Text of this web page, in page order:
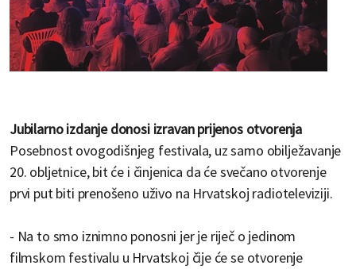
Jubilarno izdanje donosi izravan prijenos otvorenja
Posebnost ovogodišnjeg festivala, uz samo obilježavanje
20. obljetnice, bit će i činjenica da će svečano otvorenje
prvi put biti prenošeno uživo na Hrvatskoj radioteleviziji.
- Na to smo iznimno ponosni jer je riječ o jedinom
filmskom festivalu u Hrvatskoj čije će se otvorenje